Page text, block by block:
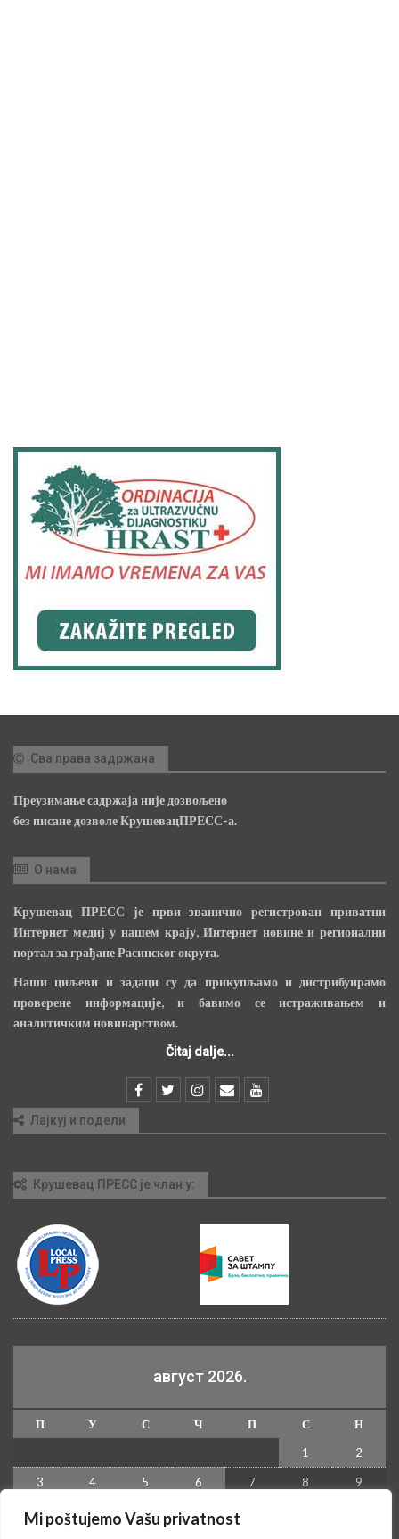
Mi poštujemo Vašu privatnost
Сва права задржана
Преузимање садржаја није дозвољено
без писане дозволе КрушевацПРЕСС-а.
О нама
Крушевац ПРЕСС је први званично регистрован приватни
Интернет медиј у нашем крају, Интернет новине и регионални
портал за грађане Расинског округа.
Наши циљеви и задаци су да прикупљамо и дистрибуирамо
проверене информације, и бавимо се истраживањем и
аналитичким новинарством.
Čitaj dalje...
Лајкуј и подели
Крушевац ПРЕСС је члан у:
август 2026.
П У С Ч П С
Н
1
2
3 4 5 6 7 8 9
10 11 12 13